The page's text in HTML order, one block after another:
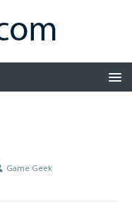
Game Geek